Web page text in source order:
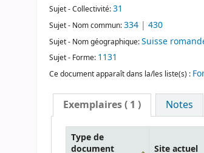
Sujet - Collectivité:31
Sujet - Nom commun:334 | 430
Sujet - Nom géographique:Suisse
Sujet - Forme: 1131
Ce document apparaît dans la/les liste(s) :
Exemplaires( 1 ) Notes
Type de
document
Site actuel